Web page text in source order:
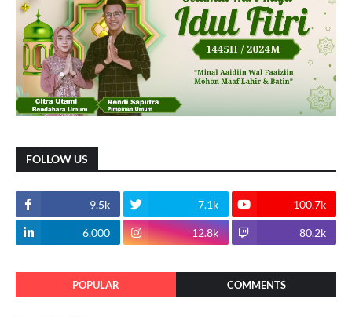
FOLLOW US
9.5k 7.1k 100.7k
6.000 12.8k 80.2k
POPULAR COMMENTS